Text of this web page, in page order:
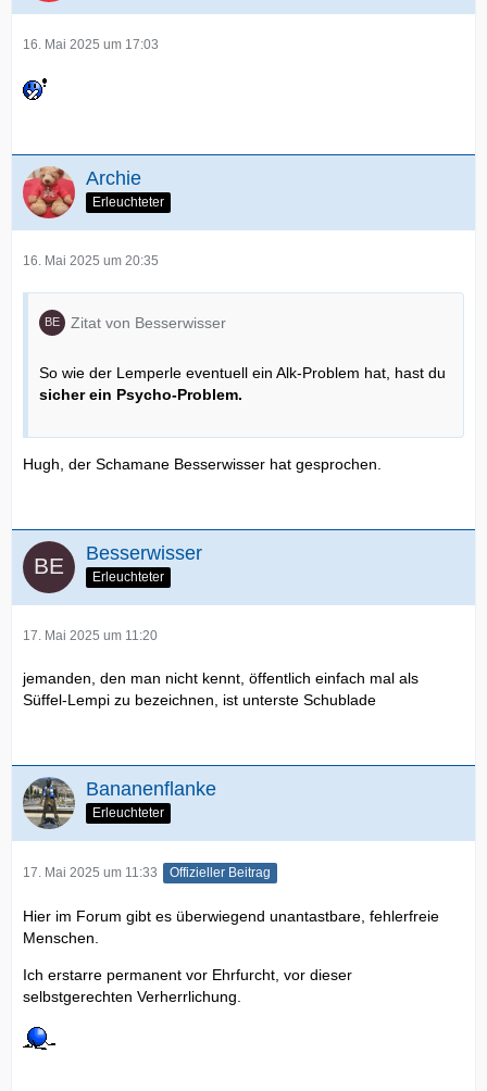
16. Mai 2025 um 17:03
Archie
Erleuchteter
16. Mai 2025 um 20:35
Zitat von Besserwisser
So wie der Lemperle eventuell ein Alk-Problem hat, hast du
sicher ein Psycho-Problem.
Hugh, der Schamane Besserwisser hat gesprochen.
Besserwisser
Erleuchteter
17. Mai 2025 um 11:20
jemanden, den man nicht kennt, öffentlich einfach mal als
Süffel-Lempi zu bezeichnen, ist unterste Schublade
Bananenflanke
Erleuchteter
17. Mai 2025 um 11:33 Offizieller Beitrag
Hier im Forum gibt es überwiegend unantastbare, fehlerfreie
Menschen.
Ich erstarre permanent vor Ehrfurcht, vor dieser
selbstgerechten Verherrlichung.